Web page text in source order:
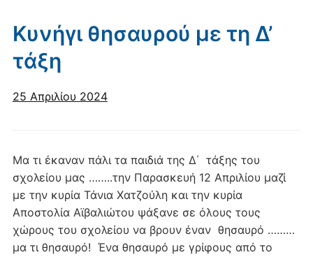
Κυνήγι θησαυρού με τη Δ’
τάξη
25 Απριλίου 2024
Μα τι έκαναν πάλι τα παιδιά της Δ΄ τάξης του
σχολείου μας ……..την Παρασκευή 12 Απριλίου μαζί
με την κυρία Τάνια Χατζούλη και την κυρία
Αποστολία Αϊβαλιώτου ψάξανε σε όλους τους
χώρους του σχολείου να βρουν έναν θησαυρό ………
μα τι θησαυρό! Ένα θησαυρό με γρίφους από το